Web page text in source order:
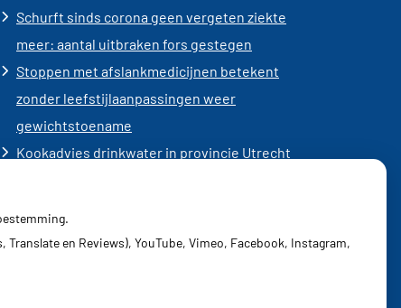
Schurft sinds corona geen vergeten ziekte
meer: aantal uitbraken fors gestegen
Stoppen met afslankmedicijnen betekent
zonder leefstijlaanpassingen weer
gewichtstoename
Kookadvies drinkwater in provincie Utrecht
kan baby’s ziek maken
en Reviews), YouTube, Vimeo, Facebook, Instagram,